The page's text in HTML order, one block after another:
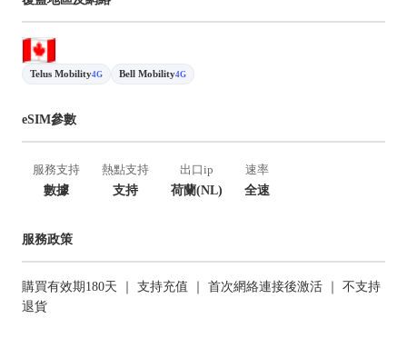
Telus Mobility4G Bell Mobility4G
eSIM參數
服務支持
數據
熱點支持
支持
出口ip
荷蘭(NL)
速率
全速
服務政策
購買有效期180天 ｜ 支持充值 ｜ 首次網絡連接後激活 ｜ 不支持
退貨